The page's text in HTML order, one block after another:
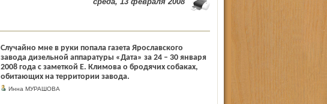
Случайно мне в руки попала газета Ярославского
завода дизельной аппаратуры «Дата» за 24 – 30 января
2008 года с заметкой Е. Климова о бродячих собаках,
обитающих на территории завода.
Инна МУРАШОВА